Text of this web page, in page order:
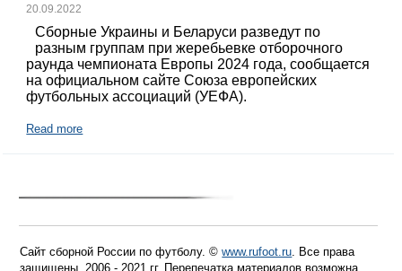
20.09.2022
Сборные Украины и Беларуси разведут по
разным группам при жеребьевке отборочного
раунда чемпионата Европы 2024 года, сообщается
на официальном сайте Союза европейских
футбольных ассоциаций (УЕФА).
Read more
Сайт сборной России по футболу. ©www.rufoot.ru. Все права
защищены. 2006 - 2021 гг. Перепечатка материалов возможна